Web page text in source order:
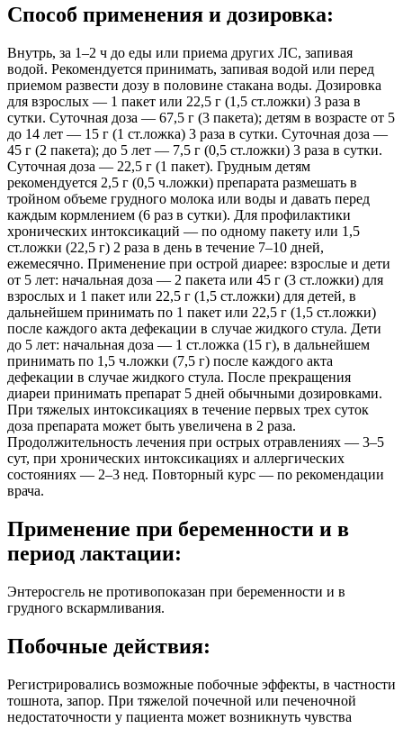
Способ применения и дозировка:
Внутрь, за 1–2 ч до еды или приема других ЛС, запивая
водой. Рекомендуется принимать, запивая водой или перед
приемом развести дозу в половине стакана воды. Дозировка
для взрослых — 1 пакет или 22,5 г (1,5 ст.ложки) 3 раза в
сутки. Суточная доза — 67,5 г (3 пакета); детям в возрасте от 5
до 14 лет — 15 г (1 ст.ложка) 3 раза в сутки. Суточная доза —
45 г (2 пакета); до 5 лет — 7,5 г (0,5 ст.ложки) 3 раза в сутки.
Суточная доза — 22,5 г (1 пакет). Грудным детям
рекомендуется 2,5 г (0,5 ч.ложки) препарата размешать в
тройном объеме грудного молока или воды и давать перед
каждым кормлением (6 раз в сутки). Для профилактики
хронических интоксикаций — по одному пакету или 1,5
ст.ложки (22,5 г) 2 раза в день в течение 7–10 дней,
ежемесячно. Применение при острой диарее: взрослые и дети
от 5 лет: начальная доза — 2 пакета или 45 г (3 ст.ложки) для
взрослых и 1 пакет или 22,5 г (1,5 ст.ложки) для детей, в
дальнейшем принимать по 1 пакет или 22,5 г (1,5 ст.ложки)
после каждого акта дефекации в случае жидкого стула. Дети
до 5 лет: начальная доза — 1 ст.ложка (15 г), в дальнейшем
принимать по 1,5 ч.ложки (7,5 г) после каждого акта
дефекации в случае жидкого стула. После прекращения
диареи принимать препарат 5 дней обычными дозировками.
При тяжелых интоксикациях в течение первых трех суток
доза препарата может быть увеличена в 2 раза.
Продолжительность лечения при острых отравлениях — 3–5
сут, при хронических интоксикациях и аллергических
состояниях — 2–3 нед. Повторный курс — по рекомендации
врача.
Применение при беременности и в
период лактации:
Энтеросгель не противопоказан при беременности и в
грудного вскармливания.
Побочные действия:
Регистрировались возможные побочные эффекты, в частности
тошнота, запор. При тяжелой почечной или печеночной
недостаточности у пациента может возникнуть чувства